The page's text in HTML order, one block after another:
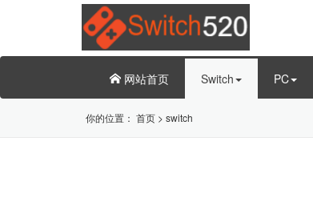
网站首页 Switch PC
你的位置： 首页 > switch